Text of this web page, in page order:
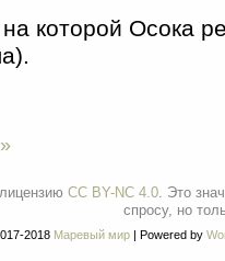
которой Осока
»
CC BY-NC 4.0. Это
спросу, но
2018 Маревый мир | Powered by